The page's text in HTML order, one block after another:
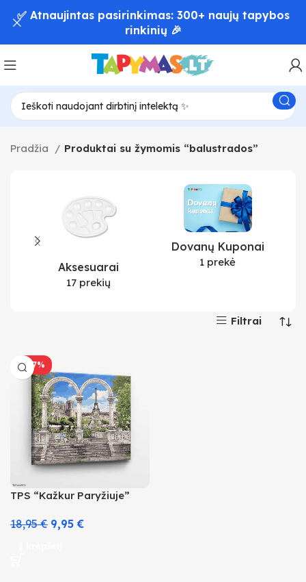
Pradžia Produktai su žymomis “balustrados”
Aksesuarai
17 prekių
Dovanų Kuponai
1 prekė
Filtrai
-47%
TPS “Kažkur Paryžiuje”
18,95€ 9,95€
✅ Atnaujintas pasirinkimas: 300+ naujų tapybos
rinkinių 🎉